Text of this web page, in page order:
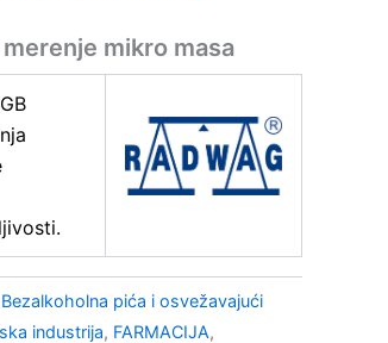
merenje mikro masa
Bezalkoholna pića i osvežavajući
industrija, FARMACIJA,